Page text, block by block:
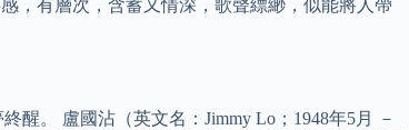
，有層次，含蓄又情深，歌聲縹緲，似能將人帶
。 盧國沾（英文名：Jimmy Lo；1948年5月 －